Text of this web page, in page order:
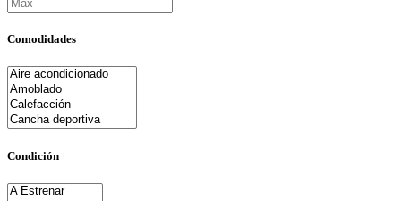
Comodidades
Condición